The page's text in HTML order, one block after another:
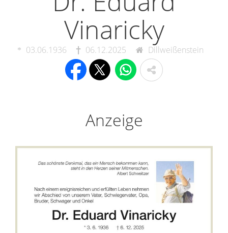
Vinaricky
03.06.1936 06.12.2025 Dillweißenstein
Anzeige